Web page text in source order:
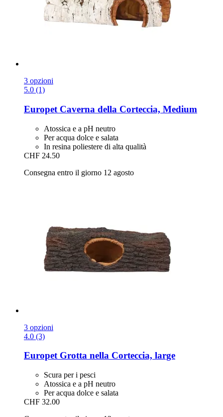
3 opzioni
5.0 (1)
Europet Caverna della Corteccia, Medium
Atossica e a pH neutro
Per acqua dolce e salata
In resina poliestere di alta qualità
CHF 24.50
Consegna entro il giorno 12 agosto
3 opzioni
4.0 (3)
EuropetGrotta nella Corteccia, large
Scura per i pesci
Atossica e a pH neutro
Per acqua dolce e salata
CHF 32.00